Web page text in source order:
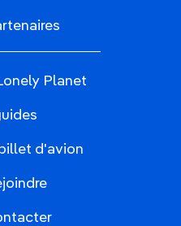
Planet
d'avion